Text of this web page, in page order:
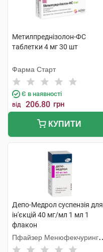
Метилпреднізолон-ФС
таблетки 4 мг 30 шт
Фарма Старт
Є в наявності
від 206.80 грн
КУПИТИ
Депо-Медрол суспензія для
ін'єкцій 40 мг/мл 1 мл 1
флакон
Пфайзер Менюфекчуринг
Бельгія